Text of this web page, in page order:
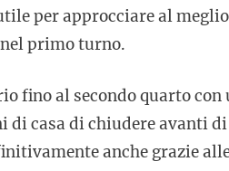
per approcciare al
primo turno.
fino al secondo quarto
casa di chiudere avanti
anche grazie